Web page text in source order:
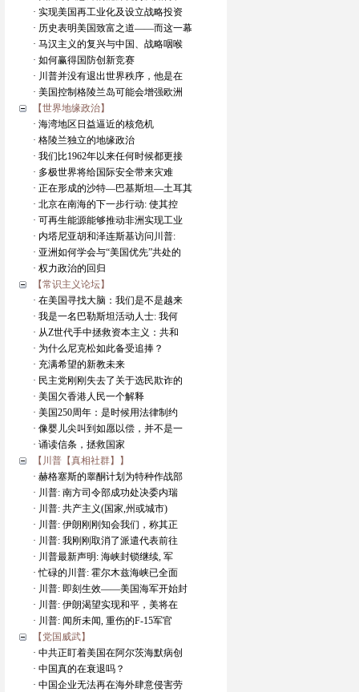
· 实现美国再工业化及设立战略投资
· 历史表明美国致富之道——而这一幕
· 马汉主义的复兴与中国、战略咽喉
· 如何赢得国防创新竞赛
· 川普并没有退出世界秩序，他是在
· 美国控制格陵兰岛可能会增强欧洲
【世界地缘政治】
· 海湾地区日益逼近的核危机
· 格陵兰独立的地缘政治
· 我们比1962年以来任何时候都更接
· 多极世界将给国际安全带来灾难
· 正在形成的沙特—巴基斯坦—土耳其
· 北京在南海的下一步行动: 使其控
· 可再生能源能够推动非洲实现工业
· 内塔尼亚胡和泽连斯基访问川普:
· 亚洲如何学会与“美国优先”共处的
· 权力政治的回归
【常识主义论坛】
· 在美国寻找大脑：我们是不是越来
· 我是一名巴勒斯坦活动人士: 我何
· 从Z世代手中拯救资本主义：共和
· 为什么尼克松如此备受追捧？
· 充满希望的新教未来
· 民主党刚刚失去了关于选民欺诈的
· 美国欠香港人民一个解释
· 美国250周年：是时候用法律制约
· 像婴儿尖叫到如愿以偿，并不是一
· 诵读信条，拯救国家
【川普【真相社群】】
· 赫格塞斯的睾酮计划为特种作战部
· 川普: 南方司令部成功处决委内瑞
· 川普: 共产主义(国家,州或城市)
· 川普: 伊朗刚刚知会我们，称其正
· 川普: 我刚刚取消了派遣代表前往
· 川普最新声明: 海峡封锁继续, 军
· 忙碌的川普: 霍尔木兹海峡已全面
· 川普: 即刻生效——美国海军开始封
· 川普: 伊朗渴望实现和平，美将在
· 川普: 闻所未闻, 重伤的F-15军官
【党国威武】
· 中共正盯着美国在阿尔茨海默病创
· 中国真的在衰退吗？
· 中国企业无法再在海外肆意侵害劳